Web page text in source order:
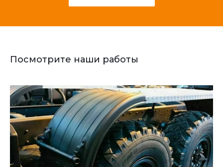
Посмотрите наши работы